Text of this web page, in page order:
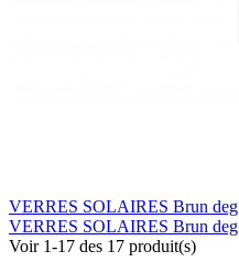
VERRES SOLAIRES Brun deg
VERRES SOLAIRES Brun deg
Voir 1-17 des 17 produit(s)